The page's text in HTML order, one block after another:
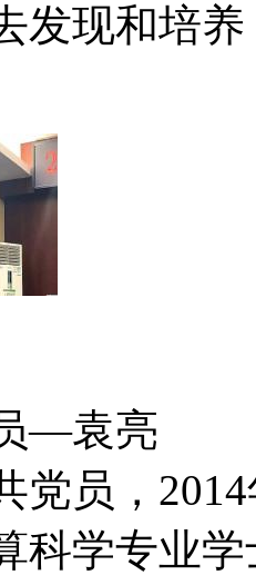
发现和培
—袁亮
党员，
科学专业